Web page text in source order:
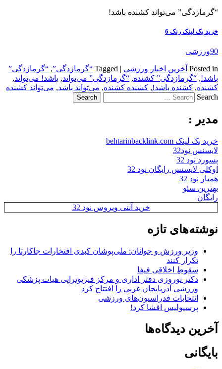
“گرمازدگی” می‌تواند کشنده باشد!
خرید بک لینک رنک 6
90ورزشی
Posted in آخرین اخبار ورزشی |
Tagged “گرمازدگی”, “گرمازدگی”
باشد!, “گرمازدگی” کشنده, “گرمازدگی” می‌تواند, باشد! می‌تواند,
کشنده, کشنده باشد!, کشنده کشنده, می‌تواند باشد, می‌تواند کشنده
Search
مدیر :
خرید بک لینک behtarinbacklink.com
لایسنس نود32
پسورد نود 32
اوکلی لایسنس رایگان نود 32
همیار نود 32
بهترین سئو
رایگان
خرید آنتی ویروس نود 32
نوشته‌های تازه
وزیر ورزش و جوانان: ملی‌پوشان کبدی افتخارات جاکارتا را
تکرار کنند
سقوطِ اخلاقی فیفا
دکتر نوروزی دفتر اداری و مرکز فیزیوتراپی هیات پزشکی
ورزشی آذربایجان غربی را افتتاح کرد
انتخابات فدراسیون‌های ورزشی
پرسپولیس افشا کرد!
آخرین دیدگاه‌ها
بایگانی